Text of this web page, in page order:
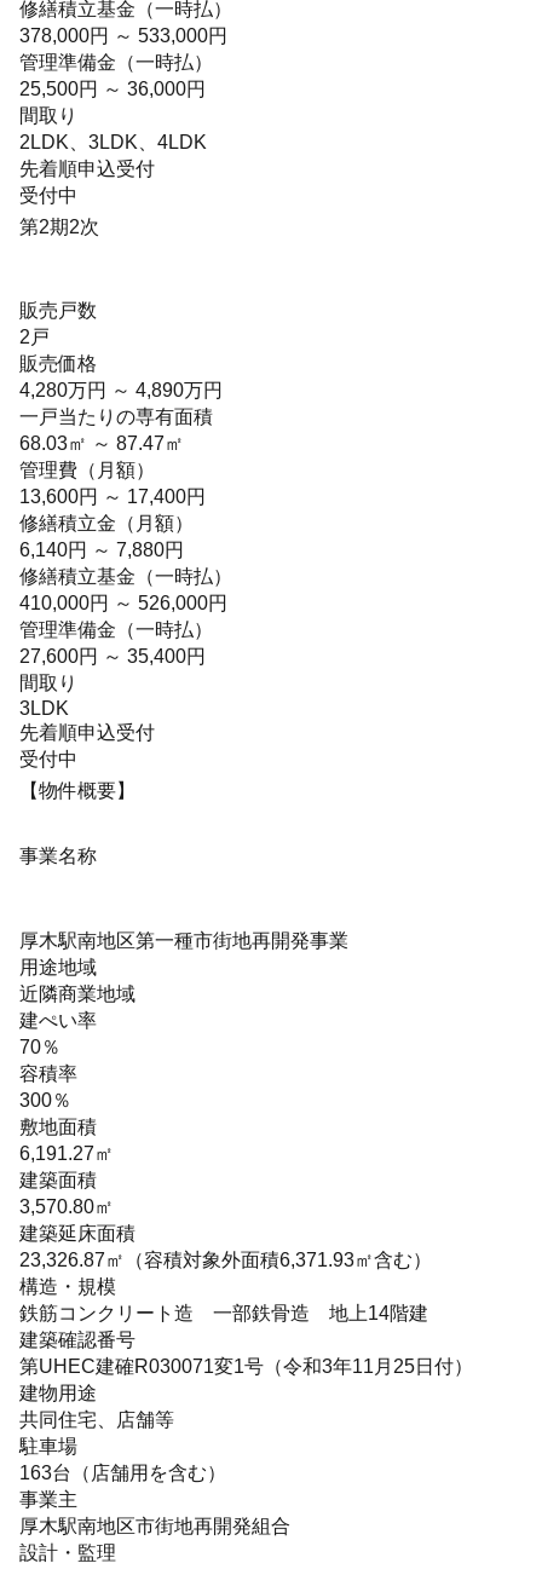
修繕積立基金（一時払）
378,000円 ～ 533,000円
管理準備金（一時払）
25,500円 ～ 36,000円
間取り
2LDK、3LDK、4LDK
先着順申込受付
受付中
第2期2次
販売戸数
2戸
販売価格
4,280万円 ～ 4,890万円
一戸当たりの専有面積
68.03㎡ ～ 87.47㎡
管理費（月額）
13,600円 ～ 17,400円
修繕積立金（月額）
6,140円 ～ 7,880円
修繕積立基金（一時払）
410,000円 ～ 526,000円
管理準備金（一時払）
27,600円 ～ 35,400円
間取り
3LDK
先着順申込受付
受付中
【物件概要】
事業名称
厚木駅南地区第一種市街地再開発事業
用途地域
近隣商業地域
建ぺい率
70％
容積率
300％
敷地面積
6,191.27㎡
建築面積
3,570.80㎡
建築延床面積
23,326.87㎡（容積対象外面積6,371.93㎡含む）
構造・規模
鉄筋コンクリート造 一部鉄骨造 地上14階建
建築確認番号
第UHEC建確R030071変1号（令和3年11月25日付）
建物用途
共同住宅、店舗等
駐車場
163台（店舗用を含む）
事業主
厚木駅南地区市街地再開発組合
設計・監理